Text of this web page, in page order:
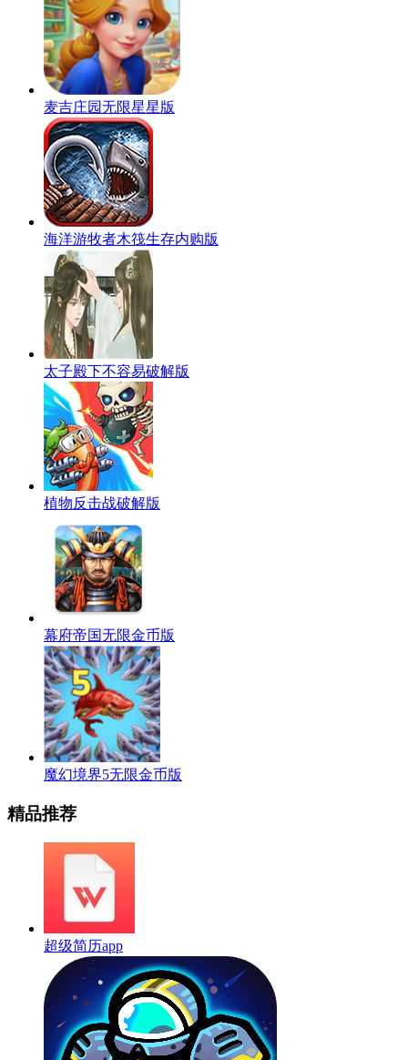
麦吉庄园无限星星版
海洋游牧者木筏生存内购版
太子殿下不容易破解版
植物反击战破解版
幕府帝国无限金币版
魔幻境界5无限金币版
精品推荐
超级简历app